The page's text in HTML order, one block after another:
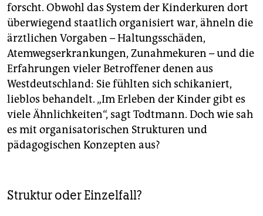
forscht. Obwohl das System der Kinderkuren dort
überwiegend staatlich organisiert war, ähneln die
ärztlichen Vorgaben – Haltungsschäden,
Atemwegserkrankungen, Zunahmekuren – und die
Erfahrungen vieler Betroffener denen aus
Westdeutschland: Sie fühlten sich schikaniert,
lieblos behandelt. „Im Erleben der Kinder gibt es
viele Ähnlichkeiten“, sagt Todtmann. Doch wie sah
es mit organisatorischen Strukturen und
pädagogischen Konzepten aus?
Struktur oder Einzelfall?